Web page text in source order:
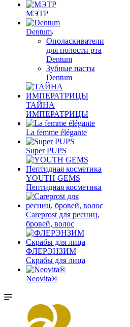
МЭТР
Dentum
Ополаскиватели
для полости рта
Dentum
Зубные пасты
Dentum
ТАЙНА
ИМПЕРАТРИЦЫ
La femme élégante
Super PUPS
YOUTH GEMS
Пептидная косметика
Careprost для ресниц,
бровей, волос
ФЛЕРЭНЗИМ
Скрабы для лица
Neovita®